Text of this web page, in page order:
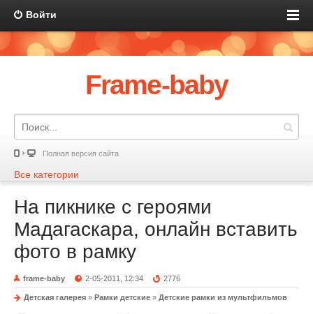
Войти
Frame-baby
Полная версия сайта
Все категории
На пикнике с героями
Мадагаскара, онлайн вставить
фото в рамку
frame-baby 2-05-2011, 12:34 2776
Детская галерея » Рамки детские » Детские рамки из мультфильмов